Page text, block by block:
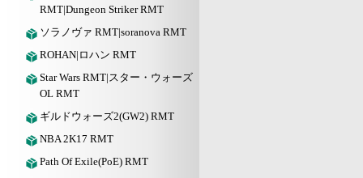
RMT|Dungeon Striker RMT
ソラノヴァ RMT|soranova RMT
ROHAN|ロハン RMT
Star Wars RMT|スター・ウォーズ
OL RMT
ギルドウォーズ2(GW2) RMT
NBA 2K17 RMT
Path Of Exile(PoE) RMT